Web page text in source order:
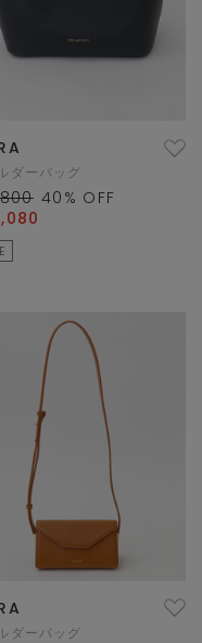
ダーバッグ
40 % OFF
ダーバッグ